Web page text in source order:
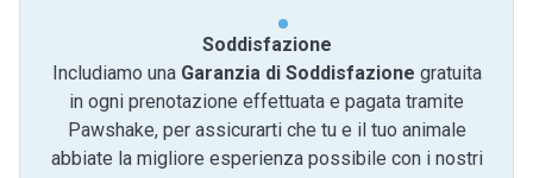
Soddisfazione
Includiamo una Garanzia di Soddisfazione gratuita
in ogni prenotazione effettuata e pagata tramite
Pawshake, per assicurarti che tu e il tuo animale
abbiate la migliore esperienza possibile con i nostri